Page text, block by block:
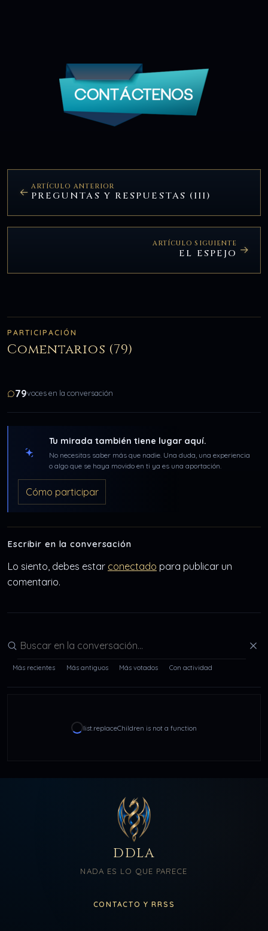
ARTÍCULO ANTERIOR
PREGUNTAS Y RESPUESTAS (III)
ARTÍCULO SIGUIENTE
EL ESPEJO
PARTICIPACIÓN
Comentarios (79)
79voces en la conversación
Tu mirada también tiene lugar aquí.
No necesitas saber más que nadie. Una duda, una experiencia
o algo que se haya movido en ti ya es una aportación.
Cómo participar
Escribir en la conversación
Lo siento, debes estar conectado para publicar un
comentario.
Buscar en la conversación
Más recientes Más antiguos Más votados Con actividad
list.replaceChildren is not a function
DDLA
NADA ES LO QUE PARECE
CONTACTO Y RRSS